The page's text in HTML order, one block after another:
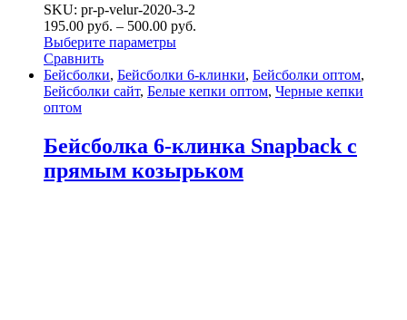
SKU: pr-p-velur-2020-3-2
195.00 руб. – 500.00 руб.
Выберите параметры
Сравнить
Бейсболки, Бейсболки 6-клинки, Бейсболки оптом,
Бейсболки сайт, Белые кепки оптом, Черные кепки
оптом
Бейсболка 6-клинка Snapback с
прямым козырьком